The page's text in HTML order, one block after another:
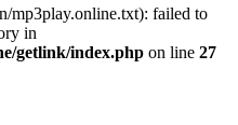
mp3play.online.txt): failed to
in
getlink/index.php on line 27